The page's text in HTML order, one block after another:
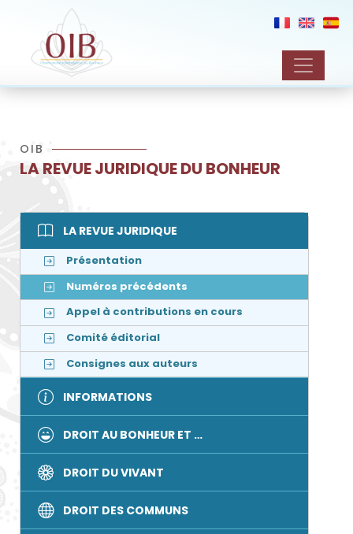
OIB
LA REVUE JURIDIQUE DU BONHEUR
LA REVUE JURIDIQUE
Présentation
Numéros précédents
Appel à contributions en cours
Comité éditorial
Consignes aux auteurs
INFORMATIONS
DROIT AU BONHEUR ET …
DROIT DU VIVANT
DROIT DES COMMUNS